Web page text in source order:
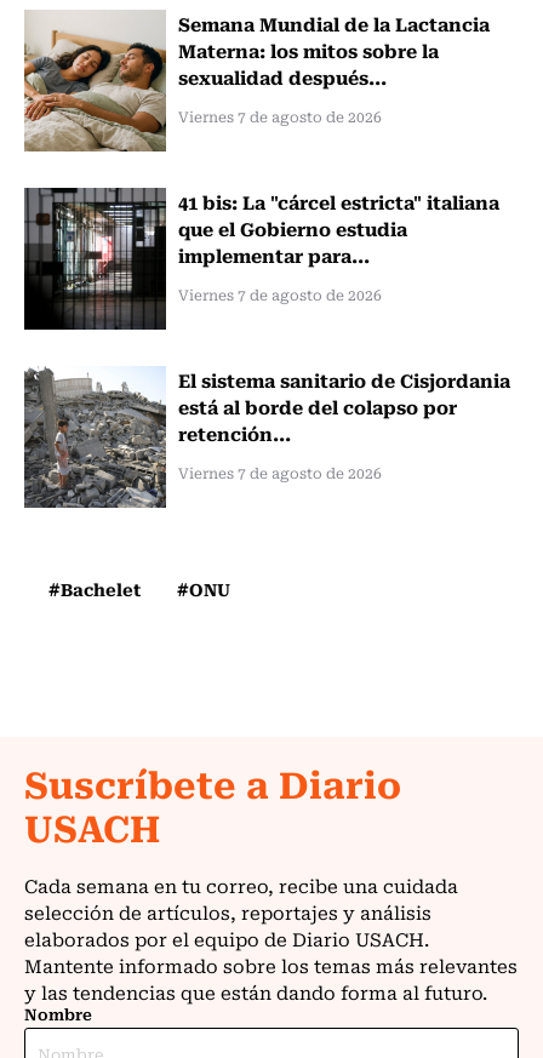
Semana Mundial de la Lactancia
Materna: los mitos sobre la
sexualidad después...
Viernes 7 de agosto de 2026
41 bis: La "cárcel estricta" italiana
que el Gobierno estudia
implementar para...
Viernes 7 de agosto de 2026
El sistema sanitario de Cisjordania
está al borde del colapso por
retención...
Viernes 7 de agosto de 2026
#Bachelet #ONU